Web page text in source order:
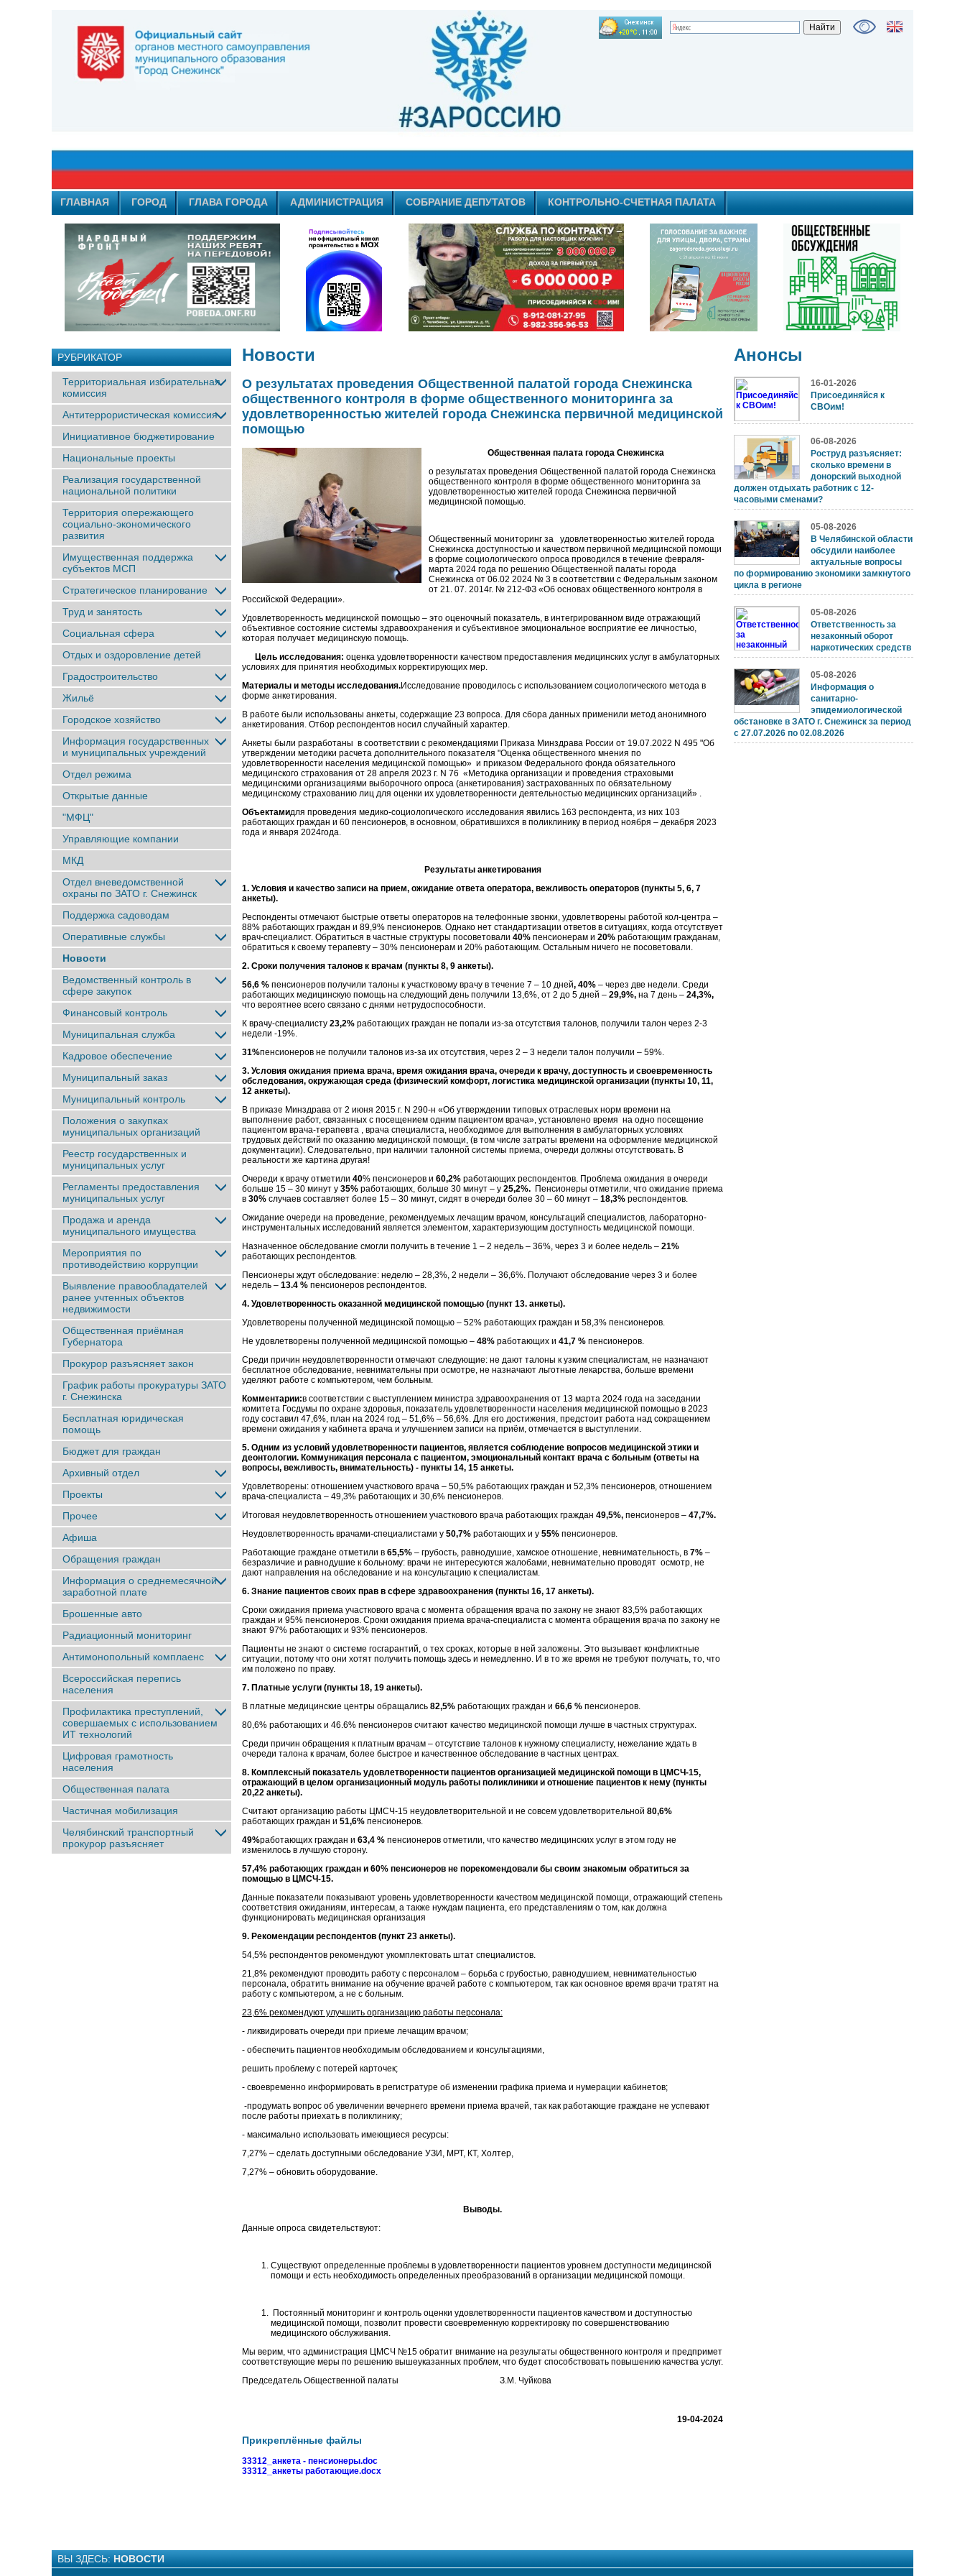
ГЛАВНАЯ ГОРОД ГЛАВА ГОРОДА АДМИНИСТРАЦИЯ СОБРАНИЕ ДЕПУТАТОВ КОНТРОЛЬНО-СЧЕТНАЯ ПАЛАТА
РУБРИКАТОР
Территориальная избирательная
комиссия
Антитеррористическая комиссия
Инициативное бюджетирование
Национальные проекты
Реализация государственной
национальной политики
Территория опережающего
социально-экономического
развития
Имущественная поддержка
субъектов МСП
Стратегическое планирование
Труд и занятость
Социальная сфера
Отдых и оздоровление детей
Градостроительство
Жильё
Городское хозяйство
Информация государственных
и муниципальных учреждений
Отдел режима
Открытые данные
"МФЦ"
Управляющие компании
МКД
Отдел вневедомственной
охраны по ЗАТО г. Снежинск
Поддержка садоводам
Оперативные службы
Новости
Ведомственный контроль в
сфере закупок
Финансовый контроль
Муниципальная служба
Кадровое обеспечение
Муниципальный заказ
Муниципальный контроль
Положения о закупках
муниципальных организаций
Реестр государственных и
муниципальных услуг
Регламенты предоставления
муниципальных услуг
Продажа и аренда
муниципального имущества
Мероприятия по
противодействию коррупции
Выявление правообладателей
ранее учтенныx объектов
недвижимости
Общественная приёмная
Губернатора
Прокурор разъясняет закон
График работы прокуратуры ЗАТО
г. Снежинска
Бесплатная юридическая
помощь
Бюджет для граждан
Архивный отдел
Проекты
Прочее
Афиша
Обращения граждан
Информация о среднемесячной
заработной плате
Брошенные авто
Радиационный мониторинг
Антимонопольный комплаенс
Всероссийская перепись
населения
Профилактика преступлений,
совершаемых с использованием
ИТ технологий
Цифровая грамотность
населения
Общественная палата
Частичная мобилизация
Челябинский транспортный
прокурор разъясняет
Новости
О результатах проведения Общественной палатой города Снежинска
общественного контроля в форме общественного мониторинга за
удовлетворенностью жителей города Снежинска первичной медицинской
помощью
Общественная палата города Снежинска
о результатах проведения Общественной палатой города Снежинска
общественного контроля в форме общественного мониторинга за
удовлетворенностью жителей города Снежинска первичной
медицинской помощью.
Общественный мониторинг за удовлетворенностью жителей города
Снежинска доступностью и качеством первичной медицинской помощи
в форме социологического опроса проводился в течение февраля-
марта 2024 года по решению Общественной палаты города
Снежинска от 06.02 2024 № 3 в соответствии с Федеральным законом
от 21. 07. 2014г. № 212-ФЗ «Об основах общественного контроля в
Российской Федерации».
Удовлетворенность медицинской помощью – это оценочный показатель, в интегрированном виде отражающий
объективное состояние системы здравоохранения и субъективное эмоциональное восприятие ее личностью,
которая получает медицинскую помощь.
Цель исследования: оценка удовлетворенности качеством предоставления медицинских услуг в амбулаторных
условиях для принятия необходимых корректирующих мер.
Материалы и методы исследования.Исследование проводилось с использованием социологического метода в
форме анкетирования.
В работе были использованы анкеты, содержащие 23 вопроса. Для сбора данных применили метод анонимного
анкетирования. Отбор респондентов носил случайный характер.
Анкеты были разработаны в соответствии с рекомендациями Приказа Минздрава России от 19.07.2022 N 495 "Об
утверждении методики расчета дополнительного показателя "Оценка общественного мнения по
удовлетворенности населения медицинской помощью» и приказом Федерального фонда обязательного
медицинского страхования от 28 апреля 2023 г. N 76 «Методика организации и проведения страховыми
медицинскими организациями выборочного опроса (анкетирования) застрахованных по обязательному
медицинскому страхованию лиц для оценки их удовлетворенности деятельностью медицинских организаций» .
Объектамидля проведения медико-социологического исследования явились 163 респондента, из них 103
работающих граждан и 60 пенсионеров, в основном, обратившихся в поликлинику в период ноября – декабря 2023
года и января 2024года.
Результаты анкетирования
1. Условия и качество записи на прием, ожидание ответа оператора, вежливость операторов (пункты 5, 6, 7
анкеты).
Респонденты отмечают быстрые ответы операторов на телефонные звонки, удовлетворены работой кол-центра –
88% работающих граждан и 89,9% пенсионеров. Однако нет стандартизации ответов в ситуациях, когда отсутствует
врач-специалист. Обратиться в частные структуры посоветовали 40% пенсионерам и 20% работающим гражданам,
обратиться к своему терапевту – 30% пенсионерам и 20% работающим. Остальным ничего не посоветовали.
2. Сроки получения талонов к врачам (пункты 8, 9 анкеты).
56,6 % пенсионеров получили талоны к участковому врачу в течение 7 – 10 дней, 40% – через две недели. Среди
работающих медицинскую помощь на следующий день получили 13,6%, от 2 до 5 дней – 29,9%, на 7 день – 24,3%,
что вероятнее всего связано с днями нетрудоспособности.
К врачу-специалисту 23,2% работающих граждан не попали из-за отсутствия талонов, получили талон через 2-3
недели -19%.
31%пенсионеров не получили талонов из-за их отсутствия, через 2 – 3 недели талон получили – 59%.
3. Условия ожидания приема врача, время ожидания врача, очереди к врачу, доступность и своевременность
обследования, окружающая среда (физический комфорт, логистика медицинской организации (пункты 10, 11,
12 анкеты).
В приказе Минздрава от 2 июня 2015 г. N 290-н «Об утверждении типовых отраслевых норм времени на
выполнение работ, связанных с посещением одним пациентом врача», установлено время на одно посещение
пациентом врача-терапевта , врача специалиста, необходимое для выполнения в амбулаторных условиях
трудовых действий по оказанию медицинской помощи, (в том числе затраты времени на оформление медицинской
документации). Следовательно, при наличии талонной системы приема, очереди должны отсутствовать. В
реальности же картина другая!
Очереди к врачу отметили 40% пенсионеров и 60,2% работающих респондентов. Проблема ожидания в очереди
больше 15 – 30 минут у 35% работающих, больше 30 минут – у 25,2%. Пенсионеры отметили, что ожидание приема
в 30% случаев составляет более 15 – 30 минут, сидят в очереди более 30 – 60 минут – 18,3% респондентов.
Ожидание очереди на проведение, рекомендуемых лечащим врачом, консультаций специалистов, лабораторно-
инструментальных исследований является элементом, характеризующим доступность медицинской помощи.
Назначенное обследование смогли получить в течение 1 – 2 недель – 36%, через 3 и более недель – 21%
работающих респондентов.
Пенсионеры ждут обследование: неделю – 28,3%, 2 недели – 36,6%. Получают обследование через 3 и более
недель – 13.4 % пенсионеров респондентов.
4. Удовлетворенность оказанной медицинской помощью (пункт 13. анкеты).
Удовлетворены полученной медицинской помощью – 52% работающих граждан и 58,3% пенсионеров.
Не удовлетворены полученной медицинской помощью – 48% работающих и 41,7 % пенсионеров.
Среди причин неудовлетворенности отмечают следующие: не дают талоны к узким специалистам, не назначают
бесплатное обследование, невнимательны при осмотре, не назначают льготные лекарства, больше времени
уделяют работе с компьютером, чем больным.
Комментарии:в соответствии с выступлением министра здравоохранения от 13 марта 2024 года на заседании
комитета Госдумы по охране здоровья, показатель удовлетворенности населения медицинской помощью в 2023
году составил 47,6%, план на 2024 год – 51,6% – 56,6%. Для его достижения, предстоит работа над сокращением
времени ожидания у кабинета врача и улучшением записи на приём, отмечается в выступлении.
5. Одним из условий удовлетворенности пациентов, является соблюдение вопросов медицинской этики и
деонтологии. Коммуникация персонала с пациентом, эмоциональный контакт врача с больным (ответы на
вопросы, вежливость, внимательность) - пункты 14, 15 анкеты.
Удовлетворены: отношением участкового врача – 50,5% работающих граждан и 52,3% пенсионеров, отношением
врача-специалиста – 49,3% работающих и 30,6% пенсионеров.
Итоговая неудовлетворенность отношением участкового врача работающих граждан 49,5%, пенсионеров – 47,7%.
Неудовлетворенность врачами-специалистами у 50,7% работающих и у 55% пенсионеров.
Работающие граждане отметили в 65,5% – грубость, равнодушие, хамское отношение, невнимательность, в 7% –
безразличие и равнодушие к больному: врачи не интересуются жалобами, невнимательно проводят осмотр, не
дают направления на обследование и на консультацию к специалистам.
6. Знание пациентов своих прав в сфере здравоохранения (пункты 16, 17 анкеты).
Сроки ожидания приема участкового врача с момента обращения врача по закону не знают 83,5% работающих
граждан и 95% пенсионеров. Сроки ожидания приема врача-специалиста с момента обращения врача по закону не
знают 97% работающих и 93% пенсионеров.
Пациенты не знают о системе госгарантий, о тех сроках, которые в ней заложены. Это вызывает конфликтные
ситуации, потому что они хотят получить помощь здесь и немедленно. И в то же время не требуют получать, то, что
им положено по праву.
7. Платные услуги (пункты 18, 19 анкеты).
В платные медицинские центры обращались 82,5% работающих граждан и 66,6 % пенсионеров.
80,6% работающих и 46.6% пенсионеров считают качество медицинской помощи лучше в частных структурах.
Среди причин обращения к платным врачам – отсутствие талонов к нужному специалисту, нежелание ждать в
очереди талона к врачам, более быстрое и качественное обследование в частных центрах.
8. Комплексный показатель удовлетворенности пациентов организацией медицинской помощи в ЦМСЧ-15,
отражающий в целом организационный модуль работы поликлиники и отношение пациентов к нему (пункты
20,22 анкеты).
Считают организацию работы ЦМСЧ-15 неудовлетворительной и не совсем удовлетворительной 80,6%
работающих граждан и 51,6% пенсионеров.
49%работающих граждан и 63,4 % пенсионеров отметили, что качество медицинских услуг в этом году не
изменилось в лучшую сторону.
57,4% работающих граждан и 60% пенсионеров не порекомендовали бы своим знакомым обратиться за
помощью в ЦМСЧ-15.
Данные показатели показывают уровень удовлетворенности качеством медицинской помощи, отражающий степень
соответствия ожиданиям, интересам, а также нуждам пациента, его представлениям о том, как должна
функционировать медицинская организация
9. Рекомендации респондентов (пункт 23 анкеты).
54,5% респондентов рекомендуют укомплектовать штат специалистов.
21,8% рекомендуют проводить работу с персоналом – борьба с грубостью, равнодушием, невнимательностью
персонала, обратить внимание на обучение врачей работе с компьютером, так как основное время врачи тратят на
работу с компьютером, а не с больным.
23,6% рекомендуют улучшить организацию работы персонала:
- ликвидировать очереди при приеме лечащим врачом;
- обеспечить пациентов необходимым обследованием и консультациями,
решить проблему с потерей карточек;
- своевременно информировать в регистратуре об изменении графика приема и нумерации кабинетов;
-продумать вопрос об увеличении вечернего времени приема врачей, так как работающие граждане не успевают
после работы приехать в поликлинику;
- максимально использовать имеющиеся ресурсы:
7,27% – сделать доступными обследование УЗИ, МРТ, КТ, Холтер,
7,27% – обновить оборудование.
Выводы.
Данные опроса свидетельствуют:
Существуют определенные проблемы в удовлетворенности пациентов уровнем доступности медицинской
помощи и есть необходимость определенных преобразований в организации медицинской помощи.
Постоянный мониторинг и контроль оценки удовлетворенности пациентов качеством и доступностью
медицинской помощи, позволит провести своевременную корректировку по совершенствованию
медицинского обслуживания.
Мы верим, что администрация ЦМСЧ №15 обратит внимание на результаты общественного контроля и предпримет
соответствующие меры по решению вышеуказанных проблем, что будет способствовать повышению качества услуг.
Председатель Общественной палаты З.М. Чуйкова
19-04-2024
Прикреплённые файлы
33312_анкета - пенсионеры.doc
33312_анкеты работающие.docx
Анонсы
16-01-2026
Присоединяйся к
СВОим!
06-08-2026
Роструд разъясняет:
сколько времени в
донорский выходной
должен отдыхать работник с 12-
часовыми сменами?
05-08-2026
В Челябинской области
обсудили наиболее
актуальные вопросы
по формированию экономики замкнутого
цикла в регионе
05-08-2026
Ответственность за
незаконный оборот
наркотических средств
05-08-2026
Информация о
санитарно-
эпидемиологической
обстановке в ЗАТО г. Снежинск за период
с 27.07.2026 по 02.08.2026
ВЫ ЗДЕСЬ: НОВОСТИ